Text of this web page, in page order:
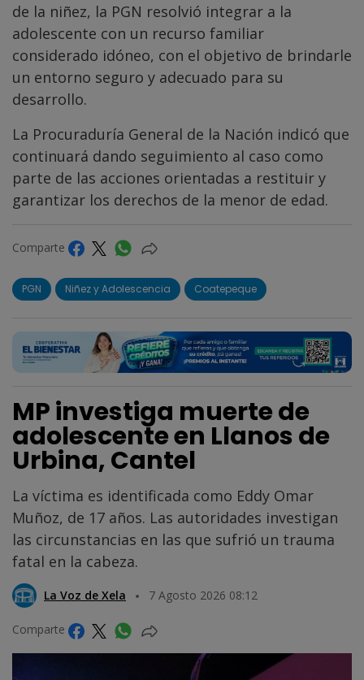
de la niñez, la PGN resolvió integrar a la
adolescente con un recurso familiar
considerado idóneo, con el objetivo de brindarle
un entorno seguro y adecuado para su
desarrollo.
La Procuraduría General de la Nación indicó que
continuará dando seguimiento al caso como
parte de las acciones orientadas a restituir y
garantizar los derechos de la menor de edad.
Comparte
PGN Niñez y Adolescencia Coatepeque
MP investiga muerte de
adolescente en Llanos de
Urbina, Cantel
La víctima es identificada como Eddy Omar
Muñoz, de 17 años. Las autoridades investigan
las circunstancias en las que sufrió un trauma
fatal en la cabeza.
La Voz de Xela 7 Agosto 2026 08:12
Comparte